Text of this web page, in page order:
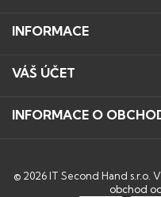
INFORMACE
VÁŠ ÚČET
INFORMACE O
© 2026 IT Second Hand s.r.o.
obchod